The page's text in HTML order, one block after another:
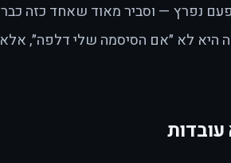
נפרץ — וסביר מאוד שאחד כזה כבר
היא לא ״אם הסיסמה שלי דלפה״, אלא